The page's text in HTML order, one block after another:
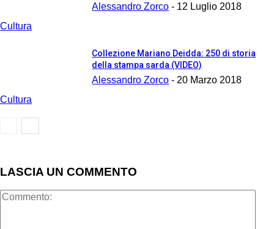
Cultura
Alessandro Zorco - 12 Luglio 2018
Cultura
Collezione Mariano Deidda: 250 di storia
della stampa sarda (VIDEO)
Alessandro Zorco - 20 Marzo 2018
LASCIA UN COMMENTO